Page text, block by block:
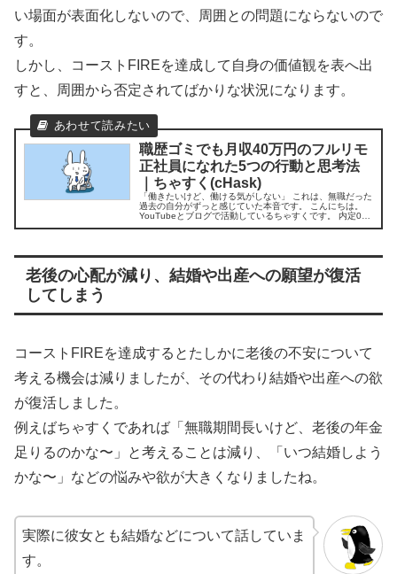
い場面が表面化しないので、周囲との問題にならないので
す。
しかし、コーストFIREを達成して自身の価値観を表へ出
すと、周囲から否定されてばかりな状況になります。
職歴ゴミでも月収40万円のフルリモ
正社員になれた5つの行動と思考法
｜ちゃすく(cHask)
「働きたいけど、働ける気がしない」 これは、無職だった
過去の自分がずっと感じていた本音です。 こんにちは。
YouTubeとブログで活動しているちゃすくです。 内定0で
大学卒業＆3年間無職…今は…. 私は社会が怖くて就職活動
老後の心配が減り、結婚や出産への願望が復活
してしまう
コーストFIREを達成するとたしかに老後の不安について
考える機会は減りましたが、その代わり結婚や出産への欲
が復活しました。
例えばちゃすくであれば「無職期間長いけど、老後の年金
足りるのかな〜」と考えることは減り、「いつ結婚しよう
かな〜」などの悩みや欲が大きくなりましたね。
実際に彼女とも結婚などについて話していま
す。